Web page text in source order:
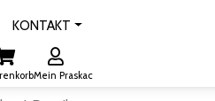
KONTAKT
Mein Praskac